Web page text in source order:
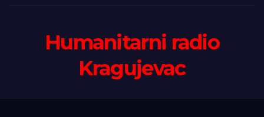
Humanitarni radio
Kragujevac